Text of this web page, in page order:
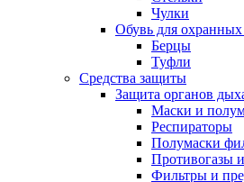
Чулки
Обувь для охранных
Берцы
Туфли
Средства защиты
Защита органов
Маски и
Респираторы
Полумаски
Противогазы
Фильтры и